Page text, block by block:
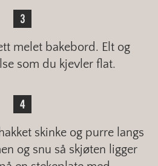
melet bakebord. Elt og
som du kjevler flat.
skinke og purre langs
og snu så skjøten ligger